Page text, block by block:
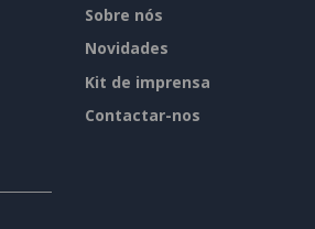
Sobre nós
Novidades
Kit de imprensa
Contactar-nos